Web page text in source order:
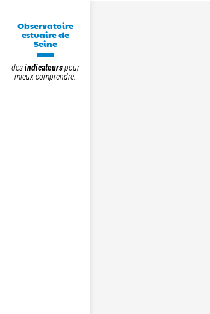
Observatoire
estuaire de
Seine
desindicateurspour
mieux comprendre.